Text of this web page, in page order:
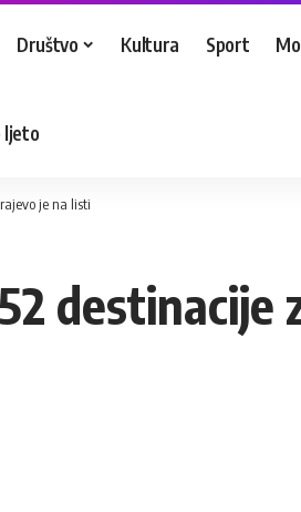
Društvo Kultura Sport
ljeto
je na listi
destinacije